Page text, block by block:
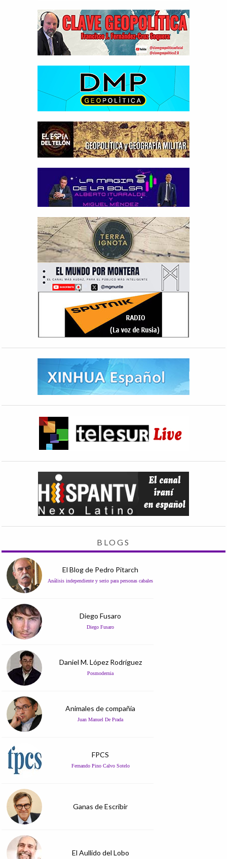
BLOGS
El Blog de Pedro Pitarch
Análisis independiente y serio para personas cabales
Diego Fusaro
Diego Fusaro
Daniel M. López Rodríguez
Posmodernia
Animales de compañía
Juan Manuel De Prada
FPCS
Fernando Pino Calvo Sotelo
Ganas de Escribir
El Aullido del Lobo